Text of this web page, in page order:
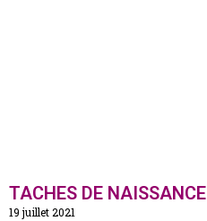
TACHES DE NAISSANCE
19 juillet 2021